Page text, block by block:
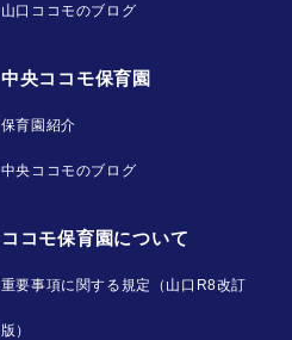
山口ココモのブログ
中央ココモ保育園
保育園紹介
中央ココモのブログ
ココモ保育園について
重要事項に関する規定（山口R8改訂
版）